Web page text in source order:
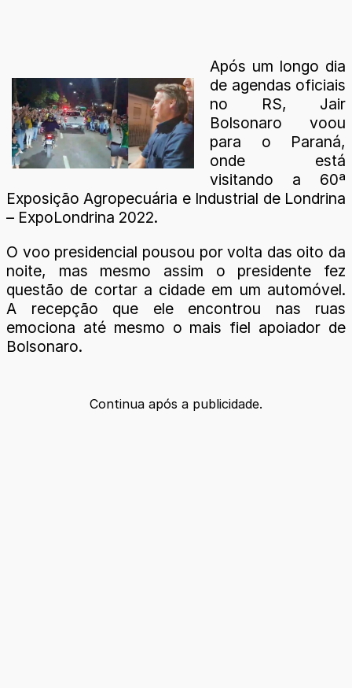
Após um longo dia
de agendas oficiais
no RS, Jair
Bolsonaro voou
para o Paraná,
onde está
visitando a 60ª
Exposição Agropecuária e Industrial de Londrina
– ExpoLondrina 2022.
O voo presidencial pousou por volta das oito da
noite, mas mesmo assim o presidente fez
questão de cortar a cidade em um automóvel.
A recepção que ele encontrou nas ruas
emociona até mesmo o mais fiel apoiador de
Bolsonaro.
Continua após a publicidade.